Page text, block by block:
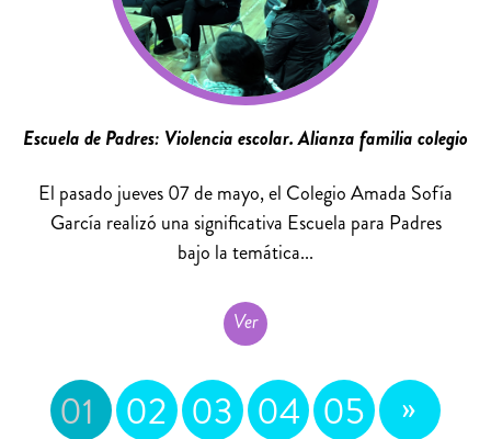
Escuela de Padres: Violencia escolar. Alianza familia colegio
El pasado jueves 07 de mayo, el Colegio Amada Sofía
García realizó una significativa Escuela para Padres
bajo la temática...
Ver
01 02 03 04 05 »